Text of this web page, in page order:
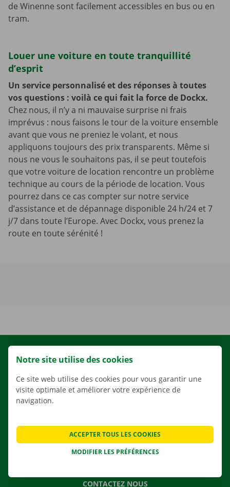
de Winenne sont facilement accessibles en bus ou en
tram.
Louer une voiture en toute tranquillité
d’esprit
Un service personnalisé et des réponses à toutes
vos questions : voilà ce qui fait la force de Dockx.
Chez nous, il n’y a ni mauvaise surprise ni frais
imprévus : nous faisons le tour de la voiture ensemble
avant que vous ne preniez le volant, et nous
appliquons toujours des prix transparents. Même si
nous ne vous le souhaitons pas, il se peut toutefois
que votre voiture de location rencontre un problème
technique au cours de la période de location. Vous
pourrez dans ce cas compter sur notre service
d’assistance et de dépannage disponible 24 h/24 et 7
j/7 dans toute l’Europe. Avec Dockx, vous prenez la
route en toute sérénité !
LOCATION
NOS SERVICES
SOLUTIONS DE DÉMÉNAGEMENT
CONTACTEZ NOUS
Notre site utilise des cookies
Ce site web utilise des cookies pour vous garantir une
visite optimale et améliorer votre expérience de
navigation.
MODIFIER LES PRÉFÉRENCES
ACCEPTER TOUS LES COOKIES